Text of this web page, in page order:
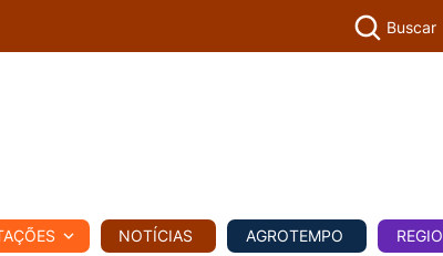
REGIONAL COMERCIAL AGROVIAGENS
Buscar
NOTÍCIAS AGROTEMPO